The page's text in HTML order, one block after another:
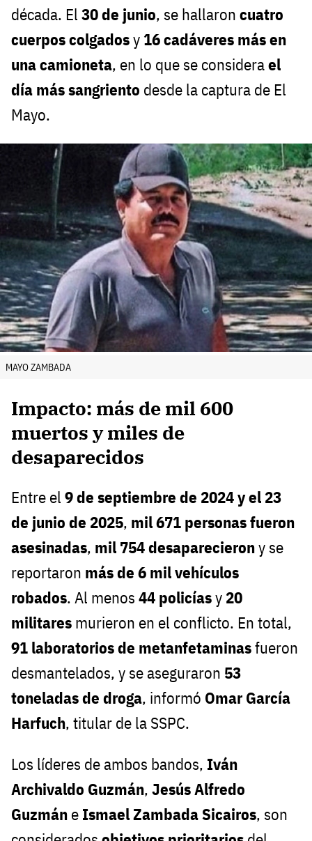
década. El 30 de junio, se hallaron cuatro
cuerpos colgadosy 16 cadáveres más en
una camioneta, en lo que se considerael
día más sangriento desde la captura de El
Mayo.
MAYO ZAMBADA
Impacto: más de mil 600
muertos y miles de
desaparecidos
Entre el 9 de septiembre de 2024 y el 23
de junio de 2025, mil 671 personas fueron
asesinadas, mil 754 desaparecierony se
reportaron más de 6 mil vehículos
robados. Al menos 44 policíasy 20
militares murieron en el conflicto. En total,
91 laboratorios de metanfetaminasfueron
desmantelados, y se aseguraron 53
toneladas de droga, informó Omar García
Harfuch, titular de la SSPC.
Los líderes de ambos bandos, Iván
Archivaldo Guzmán, Jesús Alfredo
Guzmán e Ismael Zambada Sicairos, son